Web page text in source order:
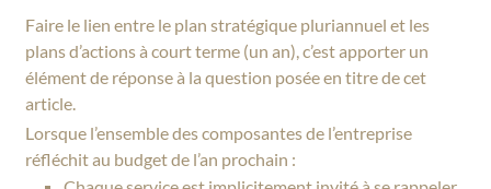
Faire le lien entre le plan stratégique pluriannuel et les
plans d’actions à court terme (un an), c’est apporter un
élément de réponse à la question posée en titre de cet
article.
Lorsque l’ensemble des composantes de l’entreprise
réfléchit au budget de l’an prochain :